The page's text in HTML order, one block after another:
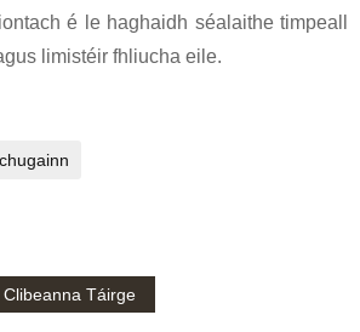
é le haghaidh séalaithe timpeall
limistéir fhliucha eile.
Clibeanna Táirge